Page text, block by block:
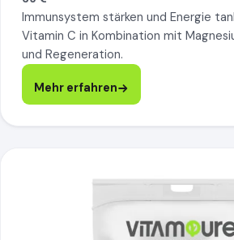
Immunsystem stärken und Energie
Vitamin C in Kombination mit
und Regeneration.
Mehr erfahren